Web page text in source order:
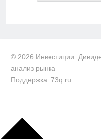
© 2026 Инвестиции.
анализ рынка
Поддержка: 73q.ru